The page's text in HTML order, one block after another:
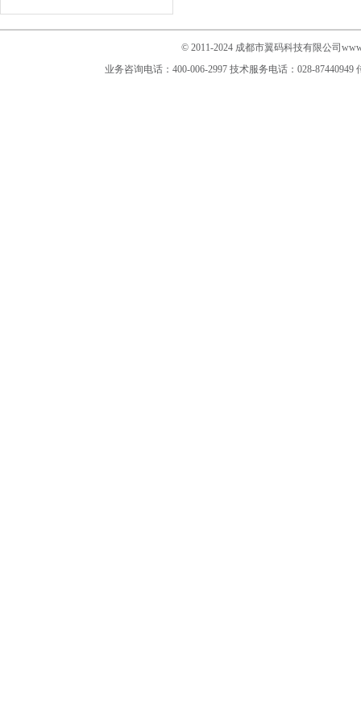
© 2011-2024 成都市翼码科技有限公司
业务咨询电话：400-006-2997 技术服务电话：028-87440949